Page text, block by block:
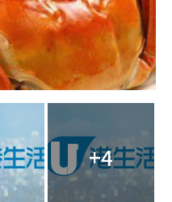
+4